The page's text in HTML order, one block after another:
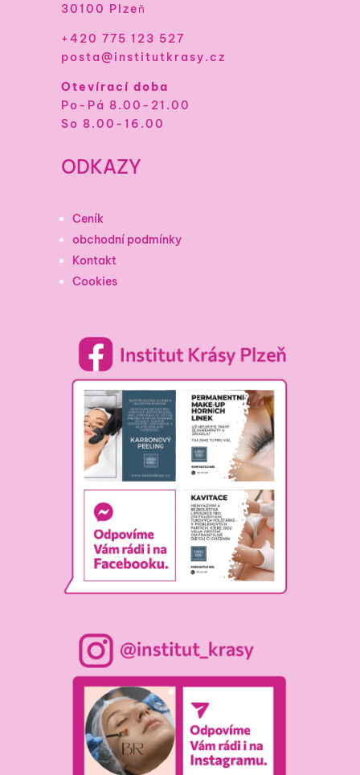
30100 Plzeň
+420 775 123 527
posta@institutkrasy.cz
Otevírací doba
Po-Pá 8.00-21.00
So 8.00-16.00
ODKAZY
Ceník
obchodní podmínky
Kontakt
Cookies